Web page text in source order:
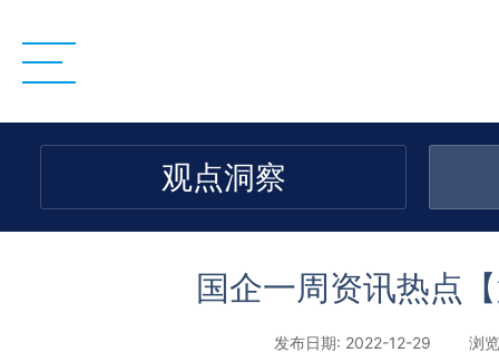
观点洞察
国企一周资讯热点
发布日期: 2022-12-29 浏